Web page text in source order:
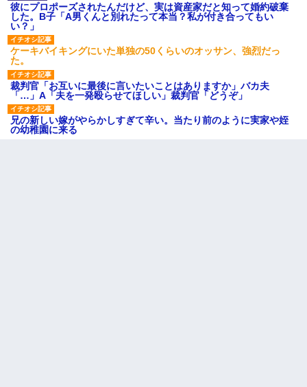
彼にプロポーズされたんだけど、実は資産家だと知って婚約破棄
した。B子「A男くんと別れたって本当？私が付き合ってもい
い？」
ケーキバイキングにいた単独の50くらいのオッサン、強烈だっ
た。
裁判官「お互いに最後に言いたいことはありますか」バカ夫
「…」A「夫を一発殴らせてほしい」裁判官「どうぞ」
兄の新しい嫁がやらかしすぎて辛い。当たり前のように実家や姪
の幼稚園に来る